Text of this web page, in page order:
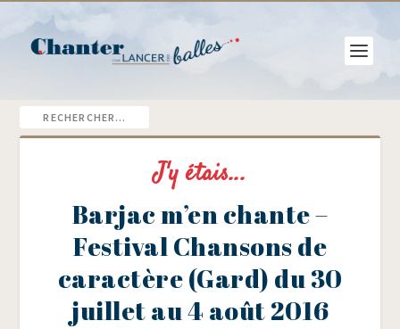
J'y étais...
Barjac m’en chante –
Festival Chansons de
caractère (Gard) du 30
juillet au 4 août 2016